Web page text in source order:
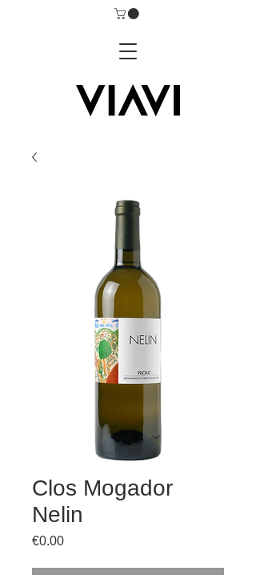
Clos Mogador
Nelin
€0.00Price